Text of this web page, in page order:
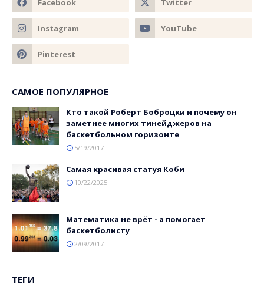
САМОЕ ПОПУЛЯРНОЕ
Кто такой Роберт Боброцки и почему он
заметнее многих тинейджеров на
баскетбольном горизонте
5/19/2017
Самая красивая статуя Коби
10/22/2025
Математика не врёт - а помогает
баскетболисту
2/09/2017
ТЕГИ